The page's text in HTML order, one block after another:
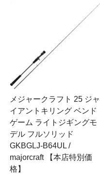
メジャークラフト 25 ジャ
イアントキリング ベンド
ゲーム ライトジギングモ
デル フルソリッド
GKBGLJ-B64UL /
majorcraft 【本店特別価
格】